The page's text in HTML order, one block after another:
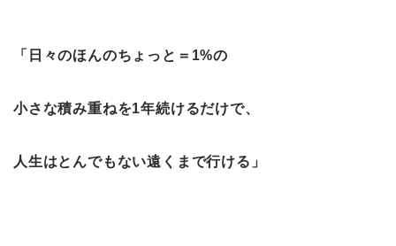
「日々のほんのちょっと＝1%の
小さな積み重ねを1年続けるだけで、
人生はとんでもない遠くまで行ける」